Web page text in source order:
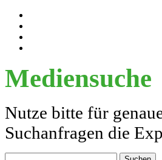
Mediensuche
Nutze bitte für
Suchanfragen die